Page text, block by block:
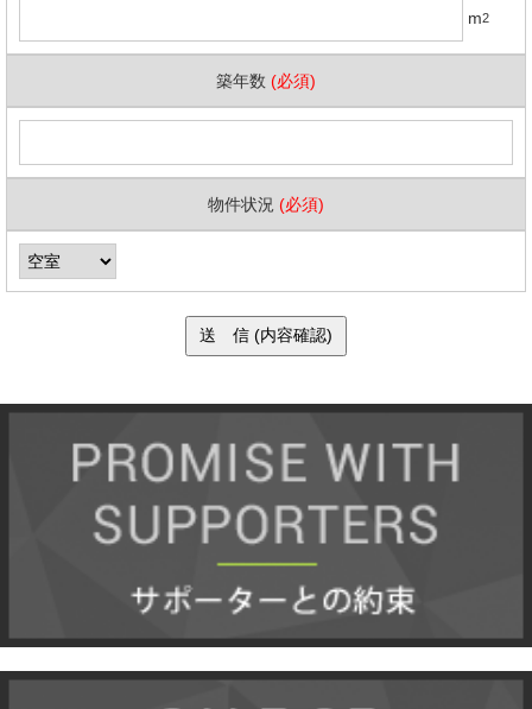
m2
築年数 (必須)
物件状況 (必須)